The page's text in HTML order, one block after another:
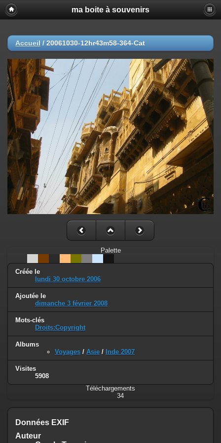
ma boite à souvenirs
Accueil / 20061030-12hr43m58-364-Cat
Palette
Créée le
lundi 30 octobre 2006
Ajoutée le
dimanche 3 février 2008
Mots-clés
Droits:Copyright
Albums
Voyages / Asie / Inde 2007
Visites
5908
Téléchargements
34
Données EXIF
Auteur